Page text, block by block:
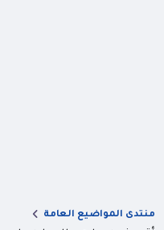
منتدى المواضيع العامة